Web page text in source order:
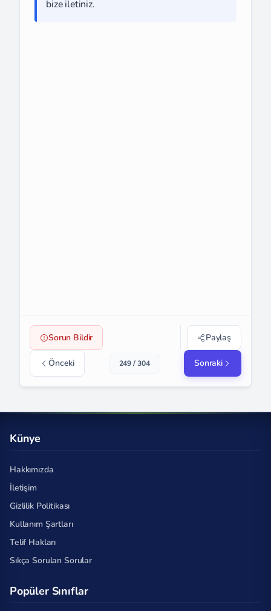
bize iletiniz.
Sorun Bildir Paylaş
Önceki 249 / 304 Sonraki
Künye
Hakkımızda
İletişim
Gizlilik Politikası
Kullanım Şartları
Telif Hakları
Sıkça Sorulan Sorular
Popüler Sınıflar